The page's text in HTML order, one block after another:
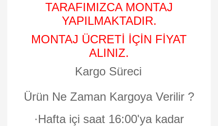
TARAFIMIZCA MONTAJ
YAPILMAKTADIR.
MONTAJ ÜCRETİ İÇİN FİYAT
ALINIZ.
Kargo Süreci
Ürün Ne Zaman Kargoya Verilir ?
·Hafta içi saat 16:00'ya kadar